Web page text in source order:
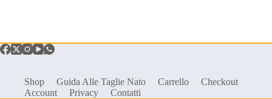
Shop Guida Alle Taglie Nato Carrello
Checkout
Account
Privacy
Contatti